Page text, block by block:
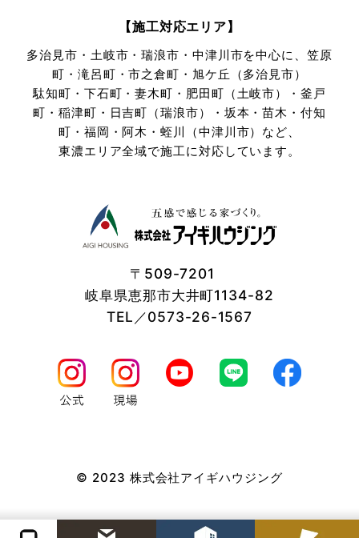
【施工対応エリア】
多治見市・土岐市・瑞浪市・中津川市を中心に、笠原
町・滝呂町・市之倉町・旭ケ丘（多治見市）
駄知町・下石町・妻木町・肥田町（土岐市）・釜戸
町・稲津町・日吉町（瑞浪市）・坂本・苗木・付知
町・ 福岡・阿木・蛭川（中津川市）など、
東濃エリア全域で施工に対応しています。
〒509-7201
岐阜県恵那市大井町1134-82
TEL／0573-26-1567
© 2023 株式会社アイギハウジング